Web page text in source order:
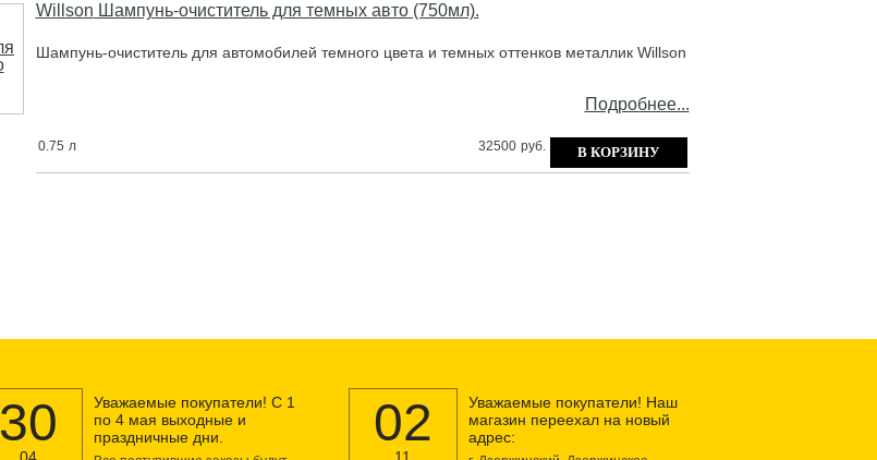
Willson Шампунь-очиститель для темных авто (750мл).
Шaмпунь-oчиcтитeль для aвтoмoбилeй тeмнoгo цвeтa и тeмныx oттeнкoв мeтaллик Willson
Подробнее...
0.75 л 32500 руб.
30
Уважаемые покупатели! С 1
по 4 мая выходные и
праздничные дни.
02
Уважаемые покупатели! Наш
магазин переехал на новый
адрес: